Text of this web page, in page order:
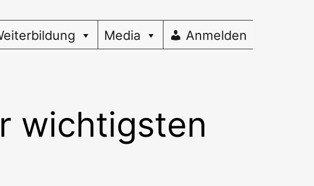
Media Anmelden
wichtigsten